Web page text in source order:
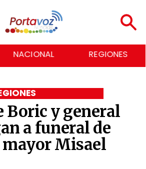
REGIONES ECONOMÍA
Boric y general
a funeral de
Misael